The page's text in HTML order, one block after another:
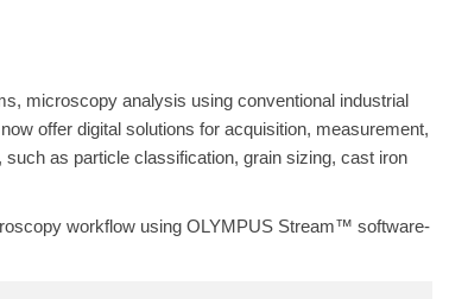
microscopy analysis using conventional industrial
offer digital solutions for acquisition, measurement,
as particle classification, grain sizing, cast iron
workflow using OLYMPUS Stream™ software-